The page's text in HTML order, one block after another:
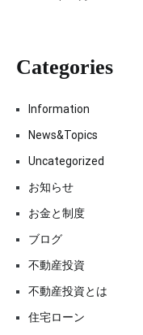
Categories
Information
News&Topics
Uncategorized
お知らせ
お金と制度
ブログ
不動産投資
不動産投資とは
住宅ローン